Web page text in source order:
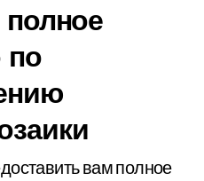
полное
по
вам полное